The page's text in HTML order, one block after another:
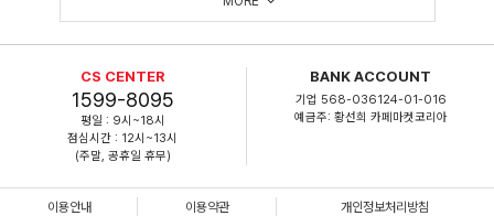
CS CENTER
1599-8095
평일 : 9시~18시
점심시간 : 12시~13시
(주말, 공휴일 휴무)
BANK ACCOUNT
기업 568-036124-01-016
예금주: 황선희 카페마켓코리아
이용안내 이용약관 개인정보처리방침